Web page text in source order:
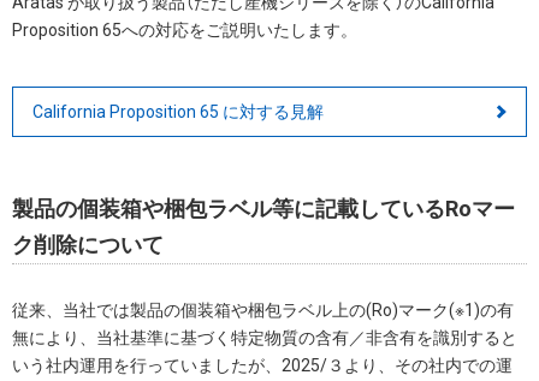
Proposition 65への対応をご説明いたします。
California Proposition 65 に対する見解
製品の個装箱や梱包ラベル等に記載しているRoマー
ク削除について
従来、当社では製品の個装箱や梱包ラベル上の(Ro)マーク(※1)の有
無により、当社基準に基づく特定物質の含有／非含有を識別すると
いう社内運用を行っていましたが、2025/３より、その社内での運